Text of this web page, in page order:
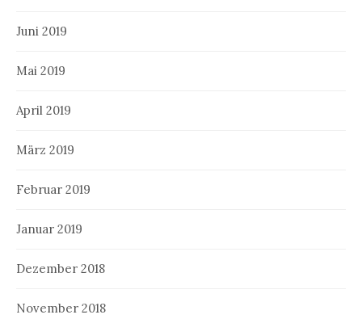
Juni 2019
Mai 2019
April 2019
März 2019
Februar 2019
Januar 2019
Dezember 2018
November 2018